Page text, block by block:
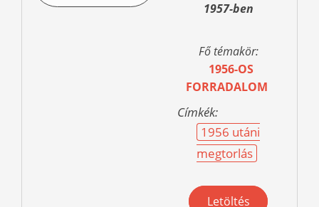
1957-ben
Fő témakör:
1956-OS
FORRADALOM
Címkék:
1956 utáni
megtorlás
Letöltés